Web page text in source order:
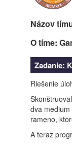
Názov
O tíme:
Zadanie:
Riešenie
dva
rameno,
A teraz